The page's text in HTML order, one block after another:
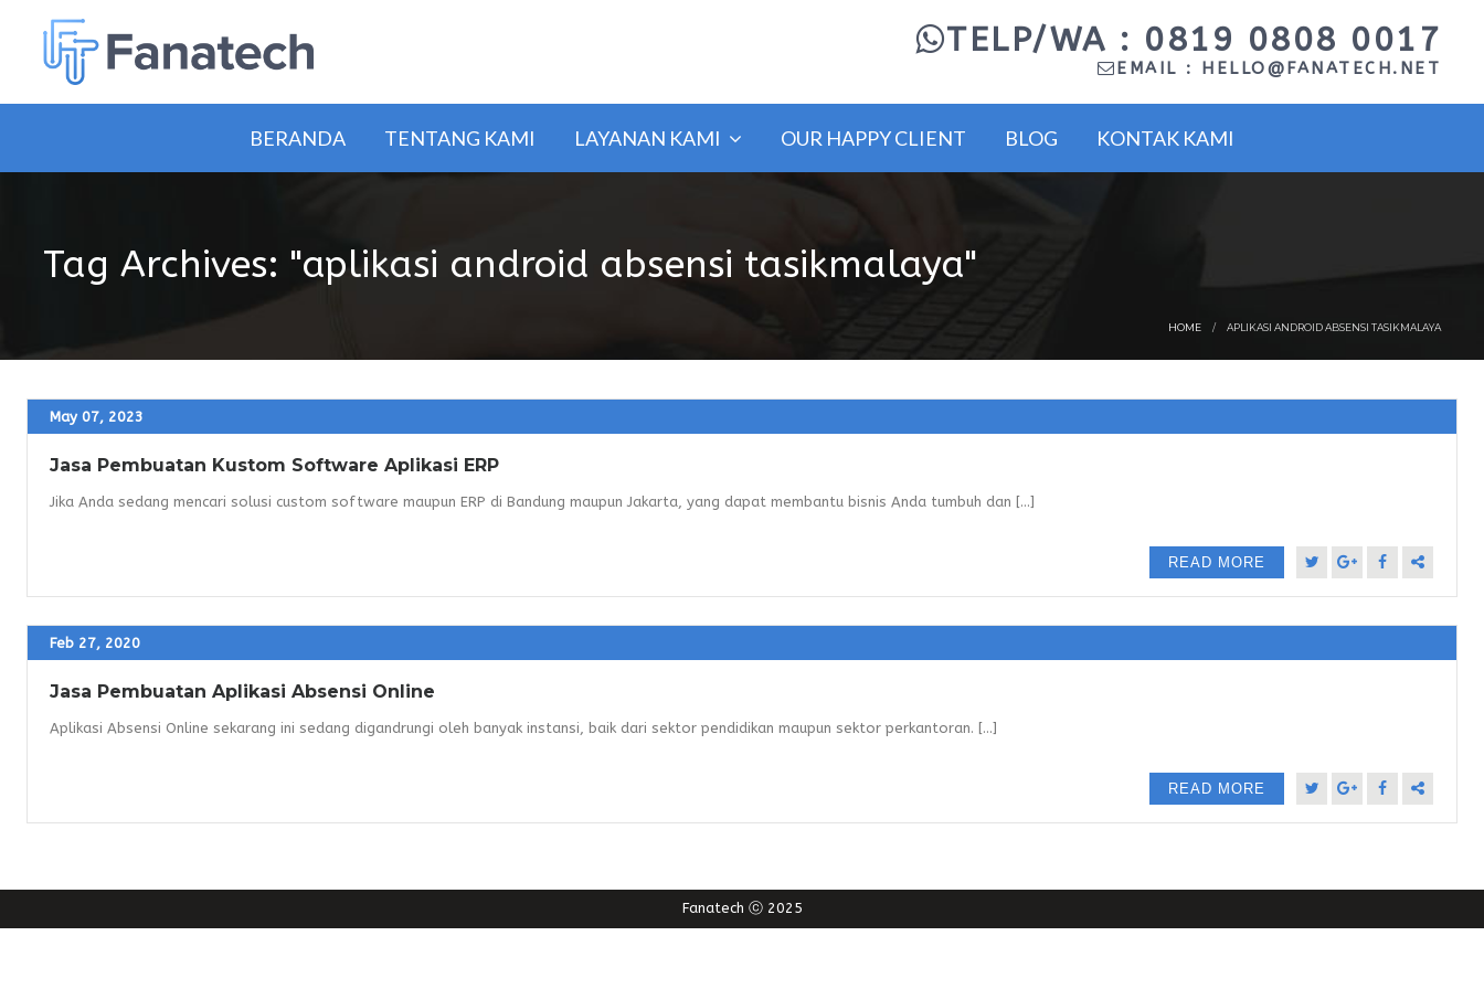
TELP/WA : 0819 0808 0017
EMAIL : HELLO@FANATECH.NET
BERANDA TENTANG KAMI LAYANAN KAMI OUR HAPPY CLIENT BLOG KONTAK KAMI
Tag Archives: "aplikasi android absensi tasikmalaya"
HOME APLIKASI ANDROID ABSENSI TASIKMALAYA
May 07, 2023
Jasa Pembuatan Kustom Software Aplikasi ERP
Jika Anda sedang mencari solusi custom software maupun ERP di Bandung maupun Jakarta, yang dapat membantu bisnis Anda tumbuh dan [...]
READ MORE
Feb 27, 2020
Jasa Pembuatan Aplikasi Absensi Online
Aplikasi Absensi Online sekarang ini sedang digandrungi oleh banyak instansi, baik dari sektor pendidikan maupun sektor perkantoran. [...]
READ MORE
Fanatech ⓒ 2025